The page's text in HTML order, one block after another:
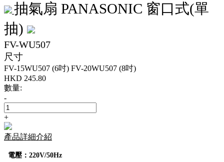
抽氣扇 PANASONIC 窗口式(單
抽)
FV-WU507
尺寸
FV-15WU507 (6吋) FV-20WU507 (8吋)
HKD 245.80
數量:
-
+
產品詳細介紹
電壓：220V/50Hz